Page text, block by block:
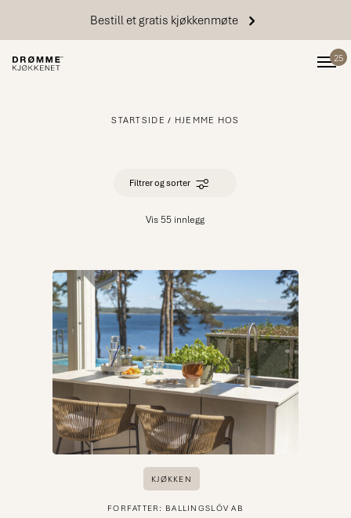
Bestill et gratis kjøkkenmøte
25
STARTSIDE HJEMME HOS
Filtrer og sorter
Vis 55 innlegg
KJØKKEN
FORFATTER: BALLINGSLÖV AB